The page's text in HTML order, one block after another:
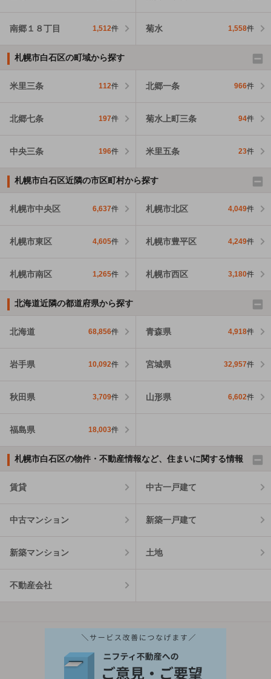
南郷１８丁目 1,512件 菊水 1,558件
札幌市白石区の町域から探す
米里三条 112件 北郷一条 966件
北郷七条 197件 菊水上町三条 94件
中央三条 196件 米里五条 23件
札幌市白石区近隣の市区町村から探す
札幌市中央区 6,637件 札幌市北区 4,049件
札幌市東区 4,605件 札幌市豊平区 4,249件
札幌市南区 1,265件 札幌市西区 3,180件
北海道近隣の都道府県から探す
北海道 68,856件 青森県 4,918件
岩手県 10,092件 宮城県 32,957件
秋田県 3,709件 山形県 6,602件
福島県 18,003件
札幌市白石区の物件・不動産情報など、住まいに関する情報
賃貸 中古一戸建て
中古マンション 新築一戸建て
新築マンション 土地
不動産会社